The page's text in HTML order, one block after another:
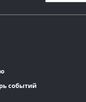
событий